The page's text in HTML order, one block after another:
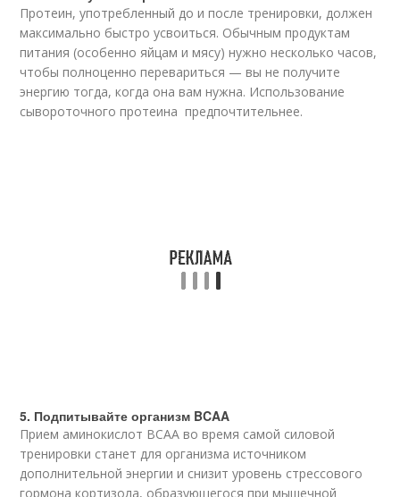
Протеин, употребленный до и после тренировки, должен
максимально быстро усвоиться. Обычным продуктам
питания (особенно яйцам и мясу) нужно несколько часов,
чтобы полноценно перевариться — вы не получите
энергию тогда, когда она вам нужна. Использование
сывороточного протеина предпочтительнее.
5. Подпитывайте организм BCAA
Прием аминокислот BCAA во время самой силовой
тренировки станет для организма источником
дополнительной энергии и снизит уровень стрессового
гормона кортизола, образующегося при мышечной